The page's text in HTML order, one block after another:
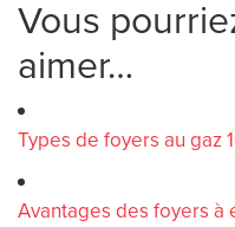
Vous
aimer…
Types de foyers au gaz
Avantages des foyers à